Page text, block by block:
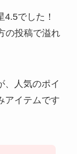
でした！
の投稿で溢れ
、人気のポイ
アイテムです